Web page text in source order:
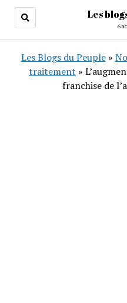
Les
6
Les Blogs du Peuple»
traitement »
franchise de